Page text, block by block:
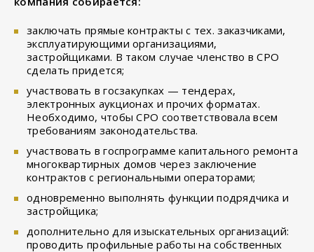
заключать прямые контракты с тех. заказчиками,
эксплуатирующими организациями,
застройщиками. В таком случае членство в СРО
сделать придется;
участвовать в госзакупках — тендерах,
электронных аукционах и прочих форматах.
Необходимо, чтобы СРО соответствовала всем
требованиям законодательства.
участвовать в госпрограмме капитального ремонта
многоквартирных домов через заключение
контрактов с региональными операторами;
одновременно выполнять функции подрядчика и
застройщика;
дополнительно для изыскательных организаций:
проводить профильные работы на собственных